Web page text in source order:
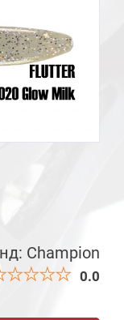
Champion
0.0